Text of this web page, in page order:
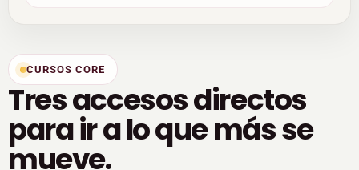
CURSOS CORE
Tres accesos directos
para ir a lo que más se
mueve.